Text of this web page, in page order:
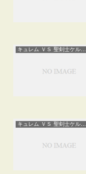
キュレム ＶＳ 聖剣士ケルディオ
キュレム ＶＳ 聖剣士ケルディオ